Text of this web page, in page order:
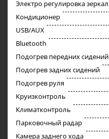
Электро регулировка зеркал
Кондиционер
USB/AUX
Bluetooth
Подогрев передних сидений
Подогрев задних сидений
Подогрев руля
Круизконтроль
Климатконтроль
Парковочный радар
Камера заднего хода